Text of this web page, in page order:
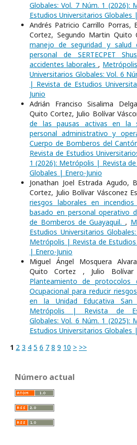
Globales: Vol. 7 Núm. 1 (2026):
Estudios Universitarios Globales
Andrés Patricio Carrillo Porras,
Cortez, Segundo Martin Quito
manejo de seguridad y
personal de SERTECPET
accidentes laborales ,
Universitarios Globales: Vol. 6
| Revista de Estudios
Junio
Adrián Franciso Sisalima
Quito Cortez, Julio Bolívar
de las pausas activas en la
personal administrativo y
Cuerpo de Bomberos del
Revista de Estudios
1 (2026): Metrópolis | Revista
Globales | Enero-Junio
Jonathan Joel Estrada Agudo,
Cortez, Julio Bolívar Vásconez
riesgos laborales en incendios
basado en personal operativo
de Bomberos de Guayaquil. ,
Estudios Universitarios
Metrópolis | Revista de
| Enero-Junio
Miguel Ángel Mosquera
Quito Cortez , Julio Bolívar
Planteamiento de protocolos
Ocupacional para reducir
en la Unidad Educativa
Metrópolis | Revista de
Globales: Vol. 6 Núm. 1 (2025):
Estudios Universitarios Globales
1 2 3 4 5 6 7 8 9 10 > >>
Número actual